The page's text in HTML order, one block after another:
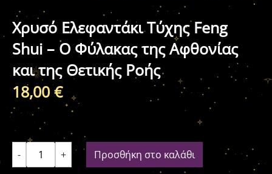
Χρυσό Ελεφαντάκι Τύχης Feng
Shui – Ο Φύλακας της Αφθονίας
και της Θετικής Ροής
18,00€
- + Προσθήκη στο καλάθι